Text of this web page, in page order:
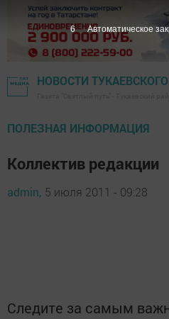
НОВОСТИ
ПОЛЕЗНАЯ ИНФОРМАЦИЯ
Коллектив редакции
admin, 5 июля 2011 - 09:28
Следите за самым
6 Автоматическое